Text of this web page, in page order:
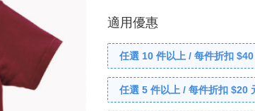
適用優惠
任選 10 件以上 / 每件折扣
任選 5 件以上 / 每件折扣 $20